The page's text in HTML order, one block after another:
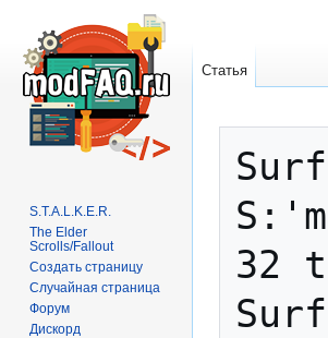
навигации
поиску
32
Статья
S.T.A.L.K.E.R.
The Elder
Scrolls/Fallout
Создать страницу
Случайная страница
Форум
Дискорд